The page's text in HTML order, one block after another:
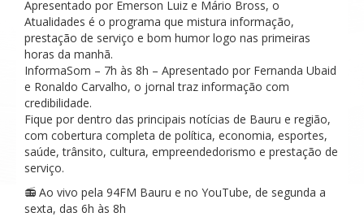
Apresentado por Emerson Luiz e Mário Bross, o
Atualidades é o programa que mistura informação,
prestação de serviço e bom humor logo nas primeiras
horas da manhã.
InformaSom – 7h às 8h – Apresentado por Fernanda Ubaid
e Ronaldo Carvalho, o jornal traz informação com
credibilidade.
Fique por dentro das principais notícias de Bauru e região,
com cobertura completa de política, economia, esportes,
saúde, trânsito, cultura, empreendedorismo e prestação de
serviço.
📻 Ao vivo pela 94FM Bauru e no YouTube, de segunda a
sexta, das 6h às 8h